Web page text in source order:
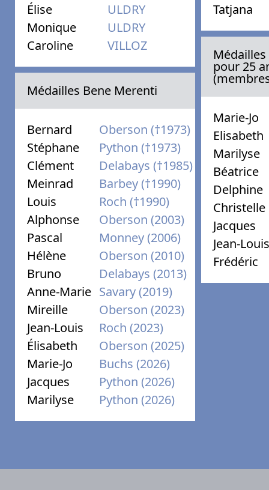
Élise
ULDRY
Monique
ULDRY
Caroline
VILLOZ
Médailles Bene Merenti
Bernard
Oberson (†1973)
Stéphane
Python (†1973)
Clément
Delabays (†1985)
Meinrad
Barbey (†1990)
Louis
Roch (†1990)
Alphonse
Oberson (2003)
Pascal
Monney (2006)
Hélène
Oberson (2010)
Bruno
Delabays (2013)
Anne-Marie Savary (2019)
Mireille
Oberson (2023)
Jean-Louis
Roch (2023)
Élisabeth
Oberson (2025)
Marie-Jo
Buchs (2026)
Jacques
Python (2026)
Marilyse
Python (2026)
Tatjana
Médailles
pour 25
Marie-Jo
Elisabeth
Marilyse
Béatrice
Delphine
Christelle
Jacques
Jean-Louis
Frédéric